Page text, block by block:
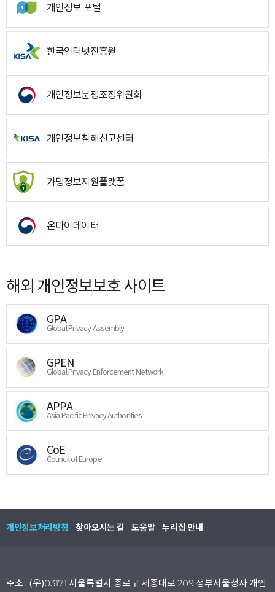
개인정보 포털
한국인터넷진흥원
개인정보분쟁조정위원회
개인정보침해신고센터
가명정보지원플랫폼
온마이데이터
해외 개인정보보호 사이트
GPA
Global Privacy Assembly
GPEN
Global Privacy Enforcement Network
APPA
Asia Pacific Privacy Authorities
CoE
Council of Europe
개인정보처리방침 찾아오시는 길 도움말 누리집 안내
주소 : (우)03171 서울특별시 종로구 세종대로 209 정부서울청사 개인